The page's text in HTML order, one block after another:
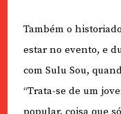
Também o
estar no evento, e
com Sulu Sou,
“Trata-se de um